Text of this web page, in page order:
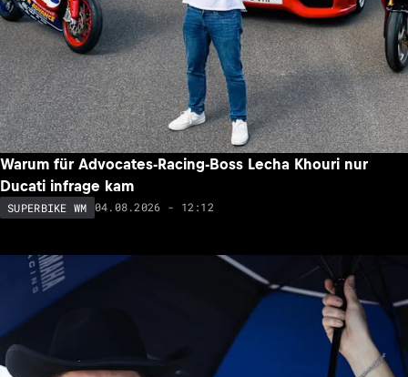
Warum für Advocates-Racing-Boss Lecha Khouri nur
Ducati infrage kam
SUPERBIKE WM 04.08.2026 - 12:12